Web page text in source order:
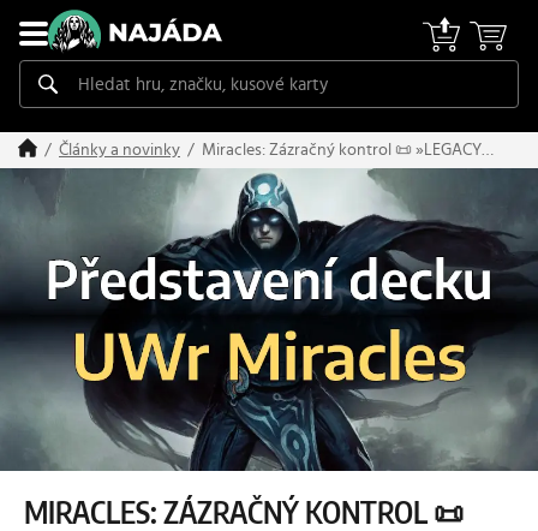
Články a novinky
Miracles: Zázračný kontrol 📜 »LEGACY
KRONIKA«
MIRACLES: ZÁZRAČNÝ KONTROL 📜